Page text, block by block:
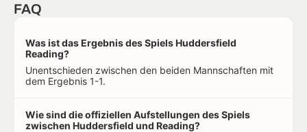
FAQ
Was ist das Ergebnis des Spiels Huddersfield
Reading?
Unentschieden zwischen den beiden Mannschaften mit
dem Ergebnis 1-1.
Wie sind die offiziellen Aufstellungen des Spiels
zwischen Huddersfield und Reading?